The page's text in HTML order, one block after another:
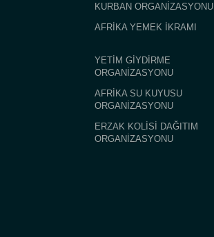
KURBAN ORGANİZASYONU
AFRİKA YEMEK İKRAMI
YETİM GİYDİRME
ORGANİZASYONU
AFRİKA SU KUYUSU
ORGANİZASYONU
ERZAK KOLİSİ DAĞITIM
ORGANİZASYONU